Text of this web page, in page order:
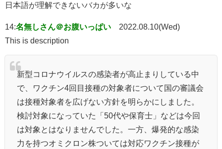
日本語が理解できないバカが多いな
14:名無しさん＠お腹いっぱい
2022.08.10(Wed)
This is description
新型コロナウイルスの感染者が高止まりしている中
で、ワクチン4回目接種の対象者について国の審議会
は接種対象者を広げない方針を明らかにしました。
検討対象になっていた「50代や保育士」などは今回
は対象とはなりませんでした。一方、爆発的な感染
力を持つオミクロン株ついては対応ワクチン接種が